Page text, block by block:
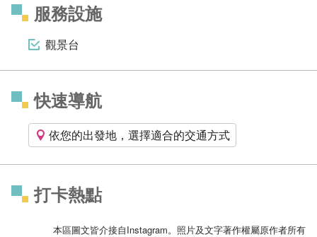
服務設施
觀景台
快速導航
依您的出發地，選擇適合的交通方式
打卡熱點
本區圖文皆介接自Instagram。照片及文字著作權屬原作者所有